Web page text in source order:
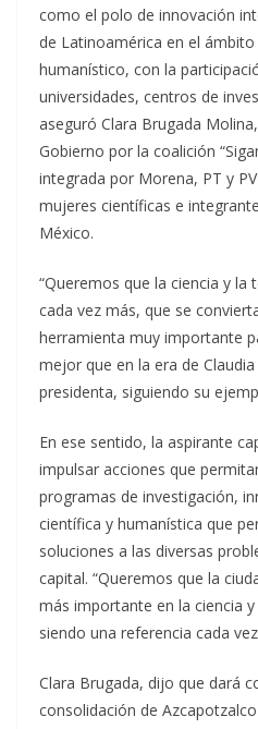
como el polo de innovación
de Latinoamérica en el
humanístico, con la
universidades, centros de
aseguró Clara Brugada
Gobierno por la coalición
integrada por Morena, PT y
mujeres científicas e
México.
“Queremos que la ciencia y
cada vez más, que se
herramienta muy importante
mejor que en la era de
presidenta, siguiendo su
En ese sentido, la aspirante
impulsar acciones que
programas de investigación,
científica y humanística que
soluciones a las diversas
capital. “Queremos que la
más importante en la ciencia
siendo una referencia cada
Clara Brugada, dijo que dará
consolidación de